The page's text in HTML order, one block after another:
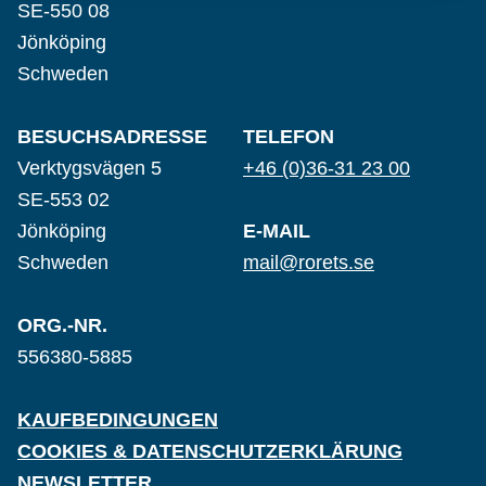
SE-550 08
Jönköping
Schweden
BESUCHSADRESSE
Verktygsvägen 5
SE-553 02
Jönköping
Schweden
TELEFON
+46 (0)36-31 23 00
E-MAIL
mail@rorets.se
ORG.-NR.
556380-5885
KAUFBEDINGUNGEN
COOKIES & DATENSCHUTZERKLÄRUNG